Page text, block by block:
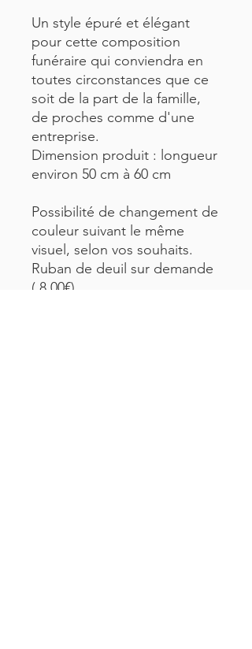
Un style épuré et élégant
pour cette composition
funéraire qui conviendra en
toutes circonstances que ce
soit de la part de la famille,
de proches comme d'une
entreprise.
Dimension produit : longueur
environ 50 cm à 60 cm
Possibilité de changement de
couleur suivant le même
visuel, selon vos souhaits.
Ruban de deuil sur demande
( 8,00€)